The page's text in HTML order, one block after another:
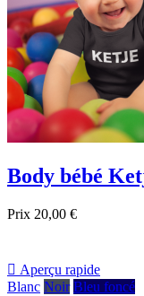
Body bébé
Prix 20,00 €
 Aperçu rapide
Blanc Noir Bleu foncé